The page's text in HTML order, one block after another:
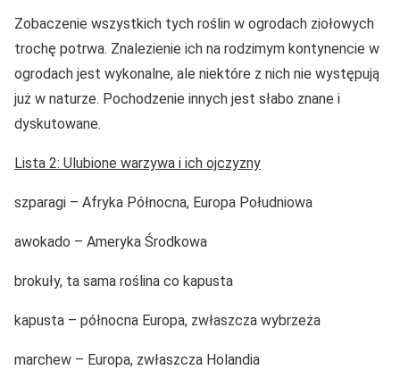
Zobaczenie wszystkich tych roślin w ogrodach ziołowych
trochę potrwa. Znalezienie ich na rodzimym kontynencie w
ogrodach jest wykonalne, ale niektóre z nich nie występują
już w naturze. Pochodzenie innych jest słabo znane i
dyskutowane.
Lista 2: Ulubione warzywa i ich ojczyzny
szparagi – Afryka Północna, Europa Południowa
awokado – Ameryka Środkowa
brokuły, ta sama roślina co kapusta
kapusta – północna Europa, zwłaszcza wybrzeża
marchew – Europa, zwłaszcza Holandia